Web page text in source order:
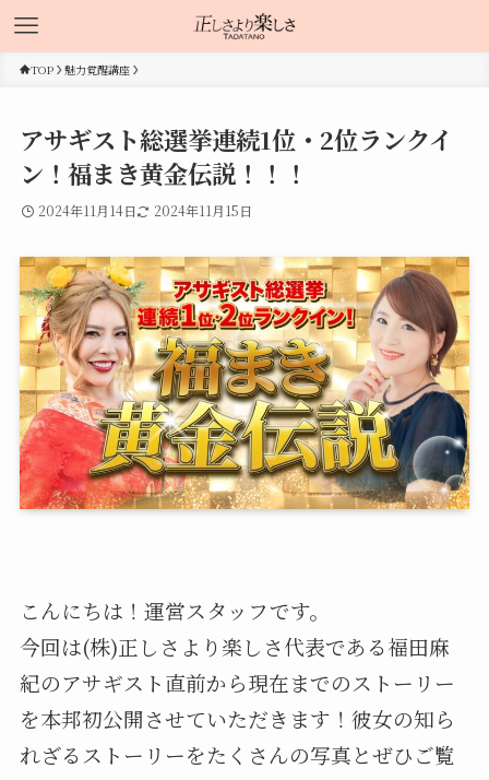
TOP 魅力覚醒講座
アサギスト総選挙連続1位・2位ランクイ
ン！福まき黄金伝説！！！
2024年11月14日 2024年11月15日
こんにちは！運営スタッフです。
今回は(株)正しさより楽しさ代表である福田麻
紀のアサギスト直前から現在までのストーリー
を本邦初公開させていただきます！彼女の知ら
れざるストーリーをたくさんの写真とぜひご覧